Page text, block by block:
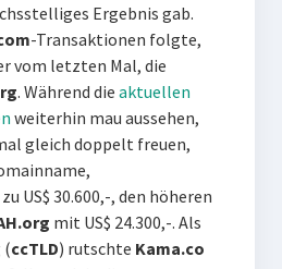
Ergebnis gab.
-Transaktionen folgte,
vom letzten Mal, die
. Während die aktuellen
weiterhin mau aussehen,
gleich doppelt freuen,
zu US$ 30.600,-, den höheren
mit US$ 24.300,-. Als
(ccTLD) rutschte Kama.co